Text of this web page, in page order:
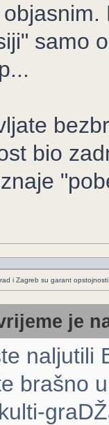
samo
bio
i Zagreb su garant
je
naljutili
brašno